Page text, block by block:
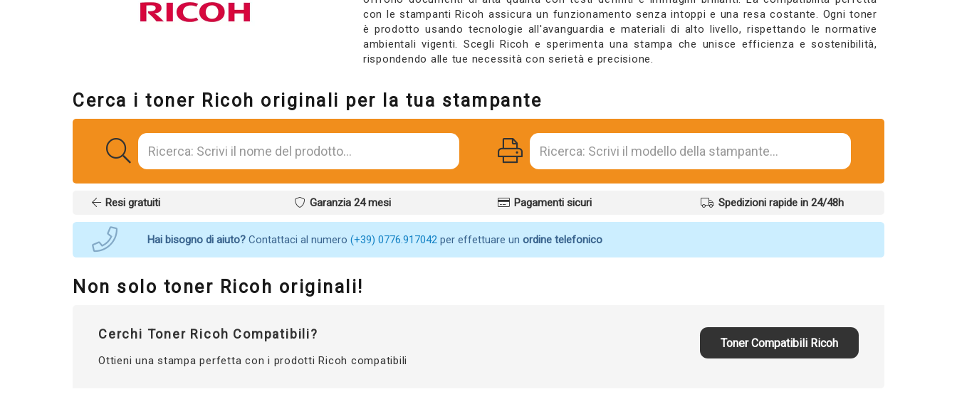
con le stampanti Ricoh assicura un funzionamento senza intoppi e una resa costante. Ogni toner
è prodotto usando tecnologie all'avanguardia e materiali di alto livello, rispettando le normative
ambientali vigenti. Scegli Ricoh e sperimenta una stampa che unisce efficienza e sostenibilità,
rispondendo alle tue necessità con serietà e precisione.
Cerca i toner Ricoh originali per la tua stampante
Resi gratuiti Garanzia 24 mesi Pagamenti sicuri Spedizioni rapide in 24/48h
Hai bisogno di aiuto? Contattaci al numero (+39) 0776.917042 per effettuare un ordine telefonico
Non solo toner Ricoh originali!
Cerchi Toner Ricoh Compatibili?
Ottieni una stampa perfetta con i prodotti Ricoh compatibili
Toner Compatibili Ricoh